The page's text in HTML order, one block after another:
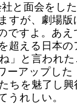
と面会をし
すが、劇場
ですよ。あ
超える日本
」と言われ
ーアップし
ちを魅了し
うれしい。